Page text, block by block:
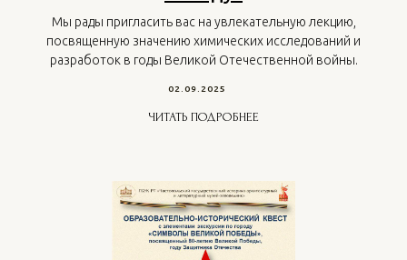
Мы рады пригласить вас на увлекательную лекцию,
посвященную значению химических исследований и
разработок в годы Великой Отечественной войны.
02.09.2025
ЧИТАТЬ ПОДРОБНЕЕ